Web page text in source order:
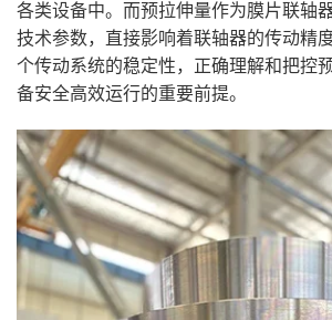
各类设备中。而预拉伸量作为膜片联轴
技术参数，直接影响着联轴器的传动精
个传动系统的稳定性，正确理解和把控
备安全高效运行的重要前提。